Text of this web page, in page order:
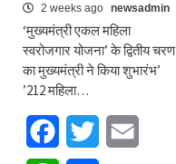
2 weeks ago newsadmin
‘मुख्यमंत्री एकल महिला
स्वरोजगार योजना’ के द्वितीय चरण
का मुख्यमंत्री ने किया शुभारंभ’
’212 महिला…
FacebookTwitter